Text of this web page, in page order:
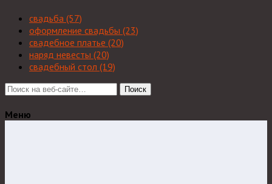
свадьба (57)
оформление свадьбы (23)
свадебное платье (20)
наряд невесты (20)
свадебный стол (19)
Поиск
Меню